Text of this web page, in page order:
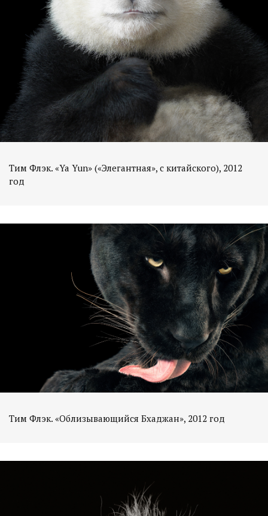
Тим Флэк. «Ya Yun» («Элегантная», с китайского), 2012
год
Тим Флэк. «Облизывающийся Бхаджан», 2012 год